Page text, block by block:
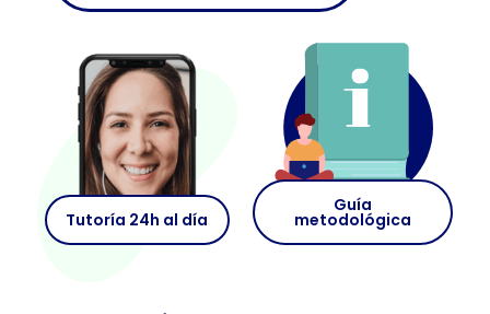
Tutoría 24h al día
Guía
metodológica